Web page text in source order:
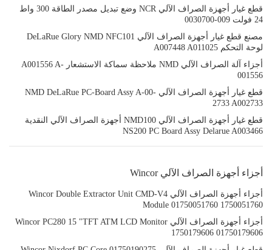
قطع غيار أجهزة الصراف الآلي NCR وضع تبديل مصدر الطاقة 300 واط
24 فولت 009-0030700
مصنع قطع غيار أجهزة الصراف الآلي DeLaRue Glory NMD NFC101
لوحة التحكم A007448 A011025
أجزاء آلة الصراف الآلي NMD ملاحظة سماكة الاستشعار A001556 A-
001556
قطع غيار أجهزة الصراف الآلي NMD DeLaRue PC-Board Assy A-00-
2733 A002733
قطع غيار أجهزة الصراف الآلي NMD100 أجهزة الصراف الآلي النقدية
NS200 PC Board Assy Delarue A003466
أجزاء أجهزة الصراف الآلي Wincor
أجزاء أجهزة الصراف الآلي Wincor Double Extractor Unit CMD-V4
Module 01750051760 1750051760
أجزاء أجهزة الصراف الآلي Wincor PC280 15 "TFT ATM LCD Monitor
1750179606 01750179606